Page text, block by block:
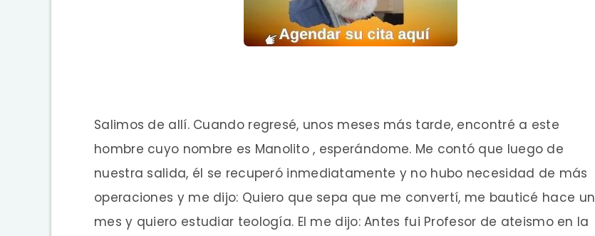
Salimos de allí. Cuando regresé, unos meses más tarde, encontré a este
hombre cuyo nombre es Manolito , esperándome. Me contó que luego de
nuestra salida, él se recuperó inmediatamente y no hubo necesidad de más
operaciones y me dijo: Quiero que sepa que me convertí, me bauticé hace un
mes y quiero estudiar teología. El me dijo: Antes fui Profesor de ateismo en la